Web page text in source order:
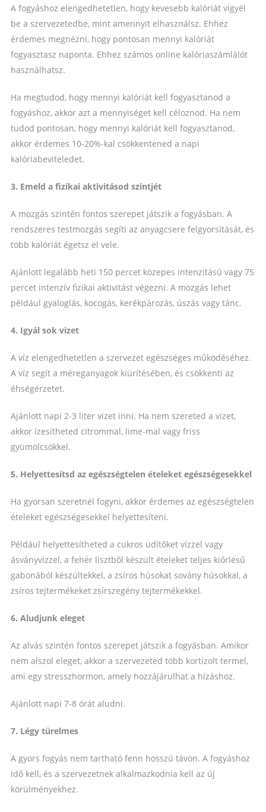
A fogyáshoz elengedhetetlen, hogy kevesebb kalóriát vigyél
be a szervezetedbe, mint amennyit elhasználsz. Ehhez
érdemes megnézni, hogy pontosan mennyi kalóriát
fogyasztasz naponta. Ehhez számos online kalóriaszámlálót
használhatsz.
Ha megtudod, hogy mennyi kalóriát kell fogyasztanod a
fogyáshoz, akkor azt a mennyiséget kell céloznod. Ha nem
tudod pontosan, hogy mennyi kalóriát kell fogyasztanod,
akkor érdemes 10-20%-kal csökkentened a napi
kalóriabeviteledet.
3. Emeld a fizikai aktivitásod szintjét
A mozgás szintén fontos szerepet játszik a fogyásban. A
rendszeres testmozgás segíti az anyagcsere felgyorsítását, és
több kalóriát égetsz el vele.
Ajánlott legalább heti 150 percet közepes intenzitású vagy 75
percet intenzív fizikai aktivitást végezni. A mozgás lehet
például gyaloglás, kocogás, kerékpározás, úszás vagy tánc.
4. Igyál sok vizet
A víz elengedhetetlen a szervezet egészséges működéséhez.
A víz segít a méreganyagok kiürítésében, és csökkenti az
éhségérzetet.
Ajánlott napi 2-3 liter vizet inni. Ha nem szereted a vizet,
akkor ízesítheted citrommal, lime-mal vagy friss
gyümölcsökkel.
5. Helyettesítsd az egészségtelen ételeket egészségesekkel
Ha gyorsan szeretnél fogyni, akkor érdemes az egészségtelen
ételeket egészségesekkel helyettesíteni.
Például helyettesítheted a cukros üdítőket vízzel vagy
ásványvízzel, a fehér lisztből készült ételeket teljes kiőrlésű
gabonából készültekkel, a zsíros húsokat sovány húsokkal, a
zsíros tejtermékeket zsírszegény tejtermékekkel.
6. Aludjunk eleget
Az alvás szintén fontos szerepet játszik a fogyásban. Amikor
nem alszol eleget, akkor a szervezeted több kortizolt termel,
ami egy stresszhormon, amely hozzájárulhat a hízáshoz.
Ajánlott napi 7-8 órát aludni.
7. Légy türelmes
A gyors fogyás nem tartható fenn hosszú távon. A fogyáshoz
idő kell, és a szervezetnek alkalmazkodnia kell az új
körülményekhez.